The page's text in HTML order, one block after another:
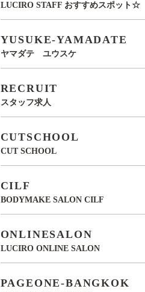
LUCIRO STAFF おすすめスポット☆
YUSUKE-YAMADATE
ヤマダテ ユウスケ
RECRUIT
スタッフ求人
CUTSCHOOL
CUT SCHOOL
CILF
BODYMAKE SALON CILF
ONLINESALON
LUCIRO ONLINE SALON
PAGEONE-BANGKOK